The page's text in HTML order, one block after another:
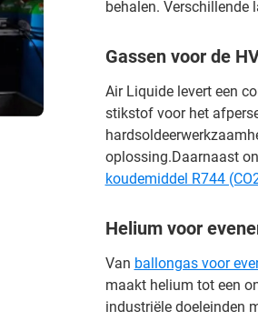
behalen. Verschillende
Gassen voor de
Air Liquide levert een
stikstof voor het
oplossing.Daarnaast
koudemiddel R744
Helium voor
Van ballongas voor
maakt helium tot een
industriële doeleinden